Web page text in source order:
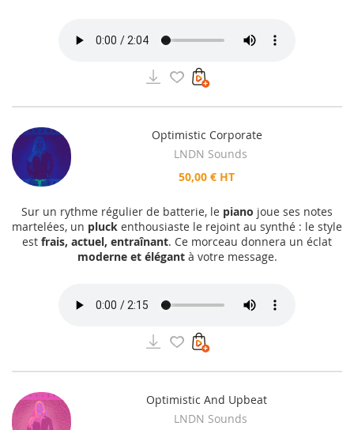
Optimistic Corporate
LNDN Sounds
50,00 € HT
Sur un rythme régulier de batterie, le piano joue ses notes
martelées, un pluck enthousiaste le rejoint au synthé : le style
est frais, actuel, entraînant. Ce morceau donnera un éclat
moderne et élégantà votre message.
Optimistic And Upbeat
LNDN Sounds